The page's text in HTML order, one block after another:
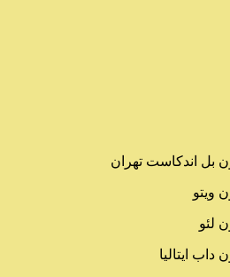
بل اندکاست تهران
ویتو
لئو
ایتالیا